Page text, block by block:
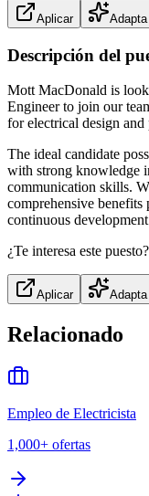
Aplicar
Descripción del
Mott MacDonald is
Engineer to join our
for electrical design
The ideal candidate
with strong knowledge
communication skills.
comprehensive
continuous
¿Te interesa este puesto?
Aplicar
Relacionado
Empleo de Electricista
1,000+ ofertas